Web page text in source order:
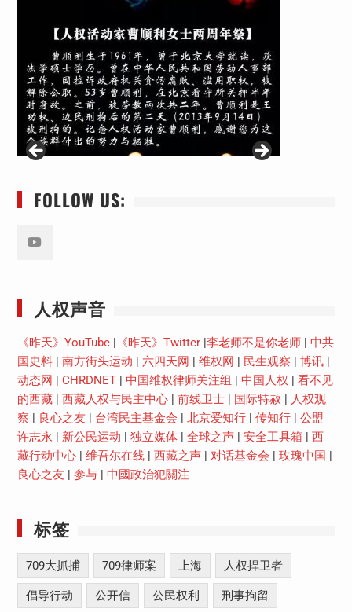
FOLLOW US:
人权声音
《昨天》YouTube| 《昨天》Twitter| 李老师不是你老师| 中共
国史料| 南方街头运动 六四天网 维权网 民生观察 博讯|
动态网
CHRDNET| 中国维权律师关注组 中国人权
看不见
的西藏| 西藏人权与民主中心| 前线卫士| 国际特赦
人权观
察
良心之友 台湾民主基金会 北京爱知行| 传知行| 公盟
许志永
新公民运动 独立媒体| 全球之声| 安全工具箱
西
藏行动中心| 维吾尔在线| 西藏之声| 对话基金会 玫瑰中国
良心之友
参与| 中國政治犯關注
标签
709大抓捕 709律师案 上海 人权捍卫者
倡导行动 公开信 公民权利 刑事拘留